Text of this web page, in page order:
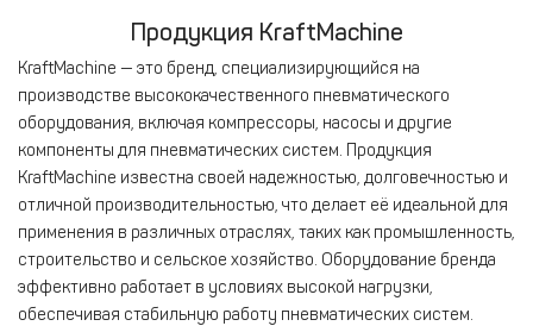
Продукция KraftMachine
KraftMachine — это бренд, специализирующийся на
производстве высококачественного пневматического
оборудования, включая компрессоры, насосы и другие
компоненты для пневматических систем. Продукция
KraftMachine известна своей надежностью, долговечностью и
отличной производительностью, что делает её идеальной для
применения в различных отраслях, таких как промышленность,
строительство и сельское хозяйство. Оборудование бренда
эффективно работает в условиях высокой нагрузки,
обеспечивая стабильную работу пневматических систем.